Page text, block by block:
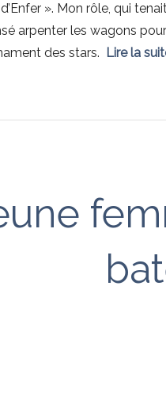
d’Enfer ». Mon rôle, qui
arpenter les wagons
des stars. Lire la